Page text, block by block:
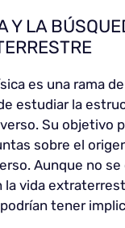
Y LA
es una rama
estudiar la
Su objetivo
sobre el
Aunque no
vida
tener